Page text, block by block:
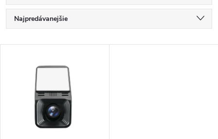
R
a
Najpredávanejšie
Abecedne